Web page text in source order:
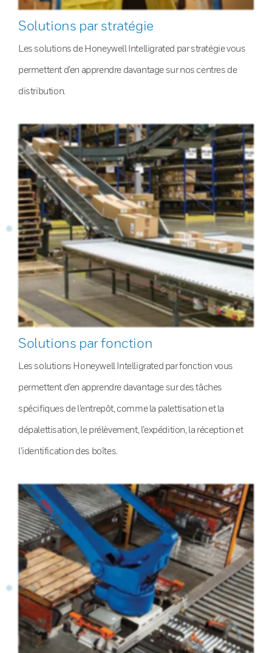
Solutions par stratégie
Les solutions de Honeywell Intelligrated par stratégie vous
permettent d’en apprendre davantage sur nos centres de
distribution.
Solutions par fonction
Les solutions Honeywell Intelligrated par fonction vous
permettent d’en apprendre davantage sur des tâches
spécifiques de l’entrepôt, comme la palettisation et la
dépalettisation, le prélèvement, l’expédition, la réception et
l’identification des boîtes.